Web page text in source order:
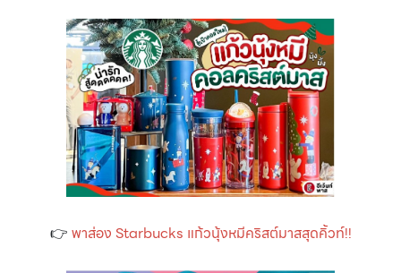
👉 พาส่อง Starbucks แก้วนุ้งหมีคริสต์มาสสุดคิ้วท์!!